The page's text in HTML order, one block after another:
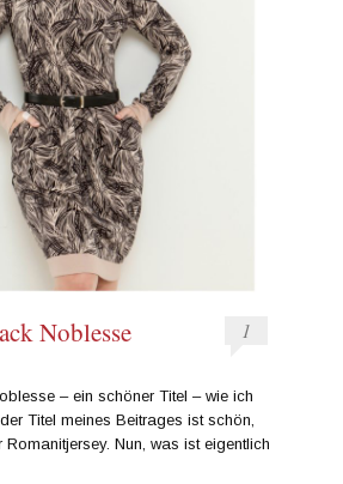
Noblesse
1
– ein schöner Titel – wie ich
Titel meines Beitrages ist schön,
Nun, was ist eigentlich